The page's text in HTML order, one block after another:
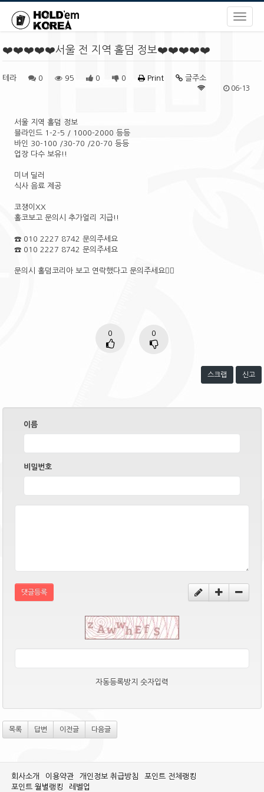
❤️❤️❤️❤️❤️서울 전 지역 홀덤 정보❤️❤️❤️❤️❤️
테라 0 95 0 0 Print 글주소
06-13
서울 지역 홀덤 정보
블라인드 1-2-5 / 1000-2000 등등
바인 30-100 /30-70 /20-70 등등
업장 다수 보유!!
미녀 딜러
식사 음료 제공
코쟁이XX
홀코보고 문의시 추가얼리 지급!!
☎️ 010 2227 8742 문의주세요
☎️ 010 2227 8742 문의주세요
문의시 홀덤코리아 보고 연락했다고 문의주세요🙋‍♂️
0 0
스크랩 신고
이름
비밀번호
댓글등록
자동등록방지 숫자입력
목록 답변 이전글 다음글
회사소개 이용약관 개인정보 취급방침
포인트 전체랭킹
포인트 월별랭킹
레벨업